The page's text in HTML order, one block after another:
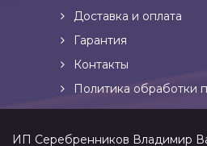
Доставка и оплата
Гарантия
Контакты
Политика обработки
ИП Серебренников Владимир